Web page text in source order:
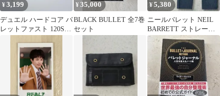
¥3,199
デュエル ハードコア バ
レットファスト 120S
¥35,000
BLACK BULLET 全7巻
セット
¥5,380
ニールバレット NEIL
BARRETT ストレー
ト イタリア製 メンズ